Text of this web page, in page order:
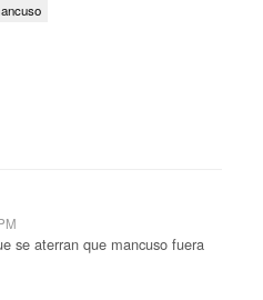
se aterran que mancuso fuera